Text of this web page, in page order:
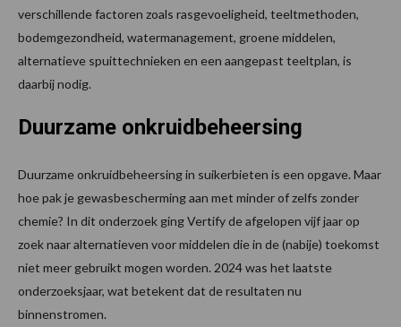
verschillende factoren zoals rasgevoeligheid, teeltmethoden,
bodemgezondheid, watermanagement, groene middelen,
alternatieve spuittechnieken en een aangepast teeltplan, is
daarbij nodig.
Duurzame onkruidbeheersing
Duurzame onkruidbeheersing in suikerbieten is een opgave. Maar
hoe pak je gewasbescherming aan met minder of zelfs zonder
chemie? In dit onderzoek ging Vertify de afgelopen vijf jaar op
zoek naar alternatieven voor middelen die in de (nabije) toekomst
niet meer gebruikt mogen worden. 2024 was het laatste
onderzoeksjaar, wat betekent dat de resultaten nu
binnenstromen.